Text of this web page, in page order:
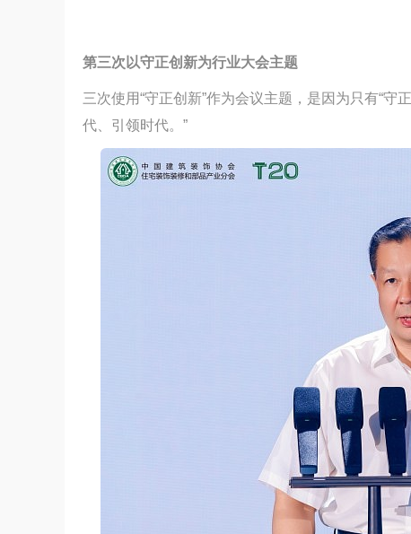
第三次以守正创新为行业大会主题
三次使用“守正创新”作为会议主题，是因为只有“
代、引领时代。”